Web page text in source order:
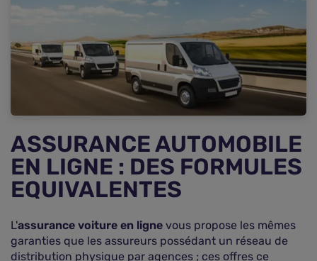
ASSURANCE AUTOMOBILE EN LIGNE :
ASSURANCE AUTOMOBILE
EN LIGNE : DES FORMULES
EQUIVALENTES
L'assurance voiture en ligne vous propose les mêmes
garanties que les assureurs possédant un réseau de
distribution physique par agences ; ces offres ce